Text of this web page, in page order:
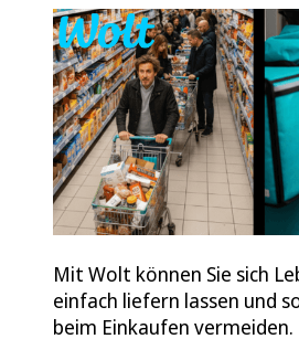
Mit Wolt können Sie sich
einfach liefern lassen und
beim Einkaufen vermeiden.